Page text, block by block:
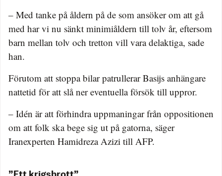
– Med tanke på åldern på de som ansöker om att gå
med har vi nu sänkt minimiåldern till tolv år, eftersom
barn mellan tolv och tretton vill vara delaktiga, sade
han.
Förutom att stoppa bilar patrullerar Basijs anhängare
nattetid för att slå ner eventuella försök till uppror.
– Idén är att förhindra uppmaningar från oppositionen
om att folk ska bege sig ut på gatorna, säger
Iranexperten Hamidreza Azizi till AFP.